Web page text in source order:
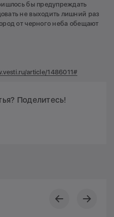
бы предупреждать
не выходить лишний раз
от черного неба обещают
article/1486011#
Поделитесь!